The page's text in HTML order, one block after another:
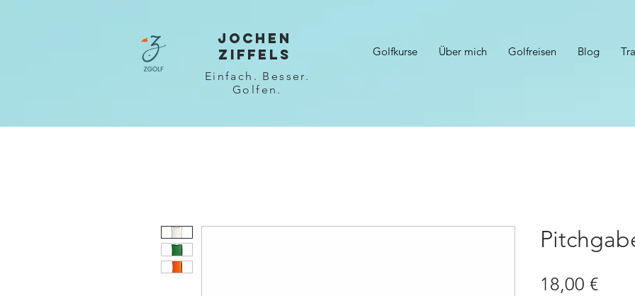
JOCHEN
ZIFFELS
Golfkurse Über mich Golfreisen Blog
Einfach. Besser.
Golfen.
18,00 €Preis